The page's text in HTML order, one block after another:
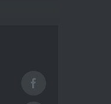
Facebook